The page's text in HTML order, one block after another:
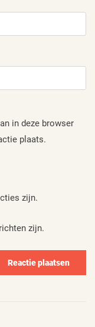
in deze browser
plaats.
zijn.
zijn.